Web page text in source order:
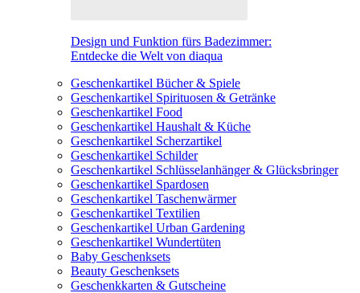
Design und Funktion fürs Badezimmer:
Entdecke die Welt von diaqua
Geschenkartikel Bücher & Spiele
Geschenkartikel Spirituosen & Getränke
Geschenkartikel Food
Geschenkartikel Haushalt & Küche
Geschenkartikel Scherzartikel
Geschenkartikel Schilder
Geschenkartikel Schlüsselanhänger & Glücksbringer
Geschenkartikel Spardosen
Geschenkartikel Taschenwärmer
Geschenkartikel Textilien
Geschenkartikel Urban Gardening
Geschenkartikel Wundertüten
Baby Geschenksets
Beauty Geschenksets
Geschenkkarten & Gutscheine